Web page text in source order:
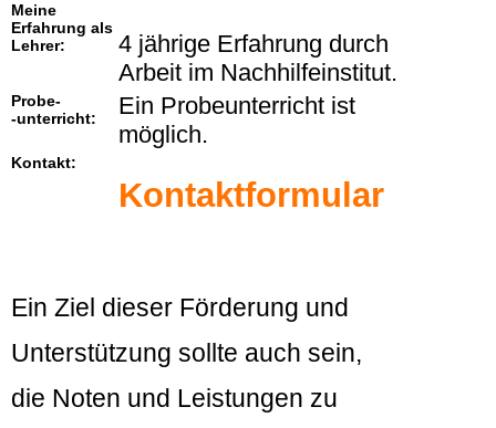
Meine
Erfahrung als
Lehrer:
4 jährige Erfahrung durch
Arbeit im Nachhilfeinstitut.
Probe-
-unterricht:
Ein Probeunterricht ist
möglich.
Kontakt:
Kontaktformular
Ein Ziel dieser Förderung und
Unterstützung sollte auch sein,
die Noten und Leistungen zu